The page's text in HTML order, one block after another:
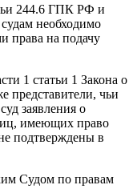
244.6 ГПК РФ и
необходимо
права на подачу
1 статьи 1 Закона о
представители, чьи
заявления о
имеющих право
подтверждены в
Судом по правам